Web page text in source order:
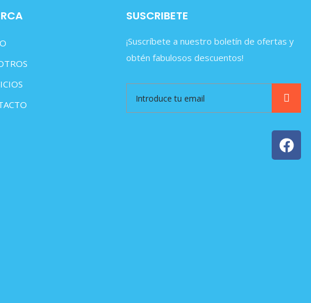
SUSCRIBETE
¡Suscríbete a nuestro boletín de ofertas y
obtén fabulosos descuentos!